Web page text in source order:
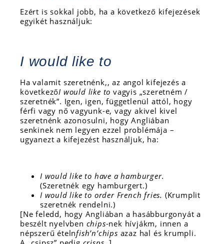
Ezért is sokkal jobb, ha a következő kifejezések
egyikét használjuk:
I would like to
Ha valamit szeretnénk,, az angol kifejezés a
következőI would like to vagyis „szeretném /
szeretnék”. Igen, igen, függetlenül attól, hogy
férfi vagy nő vagyunk-e, vagy akivel kivel
szeretnénk azonosulni, hogy Angliában
senkinek nem legyen ezzel problémája –
ugyanezt a kifejezést használjuk, ha:
I would like to have a hamburger.
(Szeretnék egy hamburgert.)
I would like to order French fries. (Krumplit
szeretnék rendelni.)
[Ne feledd, hogy Angliában a hasábburgonyát a
beszélt nyelvben chips-nek hívjákm, innen a
népszerű ételnfish’n’chips azaz hal és krumpli.